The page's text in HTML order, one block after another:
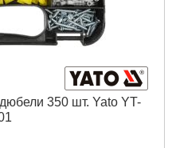
350 шт. Yato YT-